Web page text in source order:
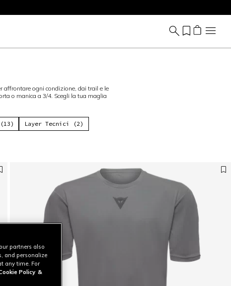
affrontare ogni condizione, dai trail e le
o manica a 3/4. Scegli la tua maglia
Layer Tecnici (2)
partners also
and personalize
any time. For
Policy &